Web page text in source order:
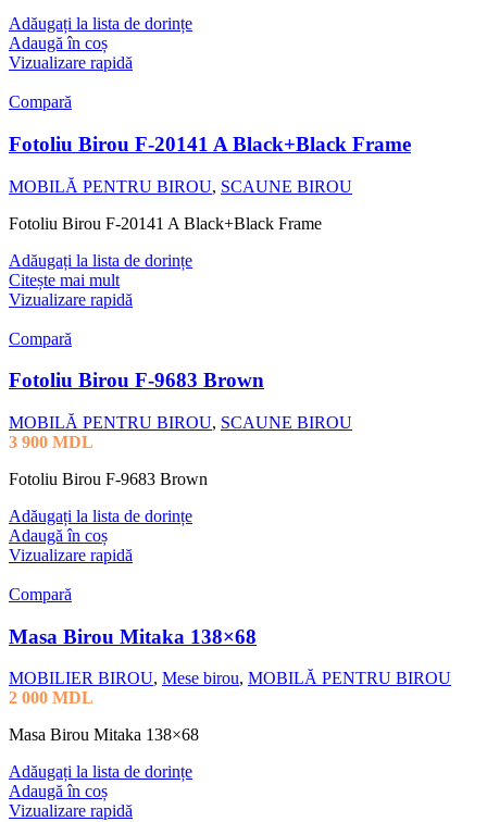
Adăugați la lista de dorințe
Adaugă în coș
Vizualizare rapidă
Compară
Fotoliu Birou F-20141 A Black+Black Frame
MOBILĂ PENTRU BIROU, SCAUNE BIROU
Fotoliu Birou F-20141 A Black+Black Frame
Adăugați la lista de dorințe
Citește mai mult
Vizualizare rapidă
Compară
Fotoliu Birou F-9683 Brown
MOBILĂ PENTRU BIROU, SCAUNE BIROU
3 900 MDL
Fotoliu Birou F-9683 Brown
Adăugați la lista de dorințe
Adaugă în coș
Vizualizare rapidă
Compară
Masa Birou Mitaka 138×68
MOBILIER BIROU, Mese birou, MOBILĂ PENTRU BIROU
2 000 MDL
Masa Birou Mitaka 138×68
Adăugați la lista de dorințe
Adaugă în coș
Vizualizare rapidă